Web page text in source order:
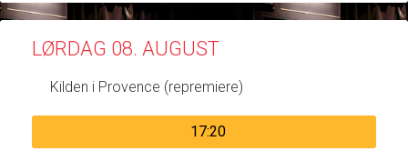
LØRDAG 08. AUGUST
Kilden i Provence (repremiere)
17:20